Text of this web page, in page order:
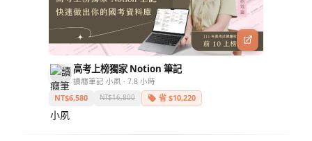
高考上榜獨家 Notion 筆記
讀癮筆記 小夙 · 7.8 小時
NT$6,580 NT$16,800 省 $10,220